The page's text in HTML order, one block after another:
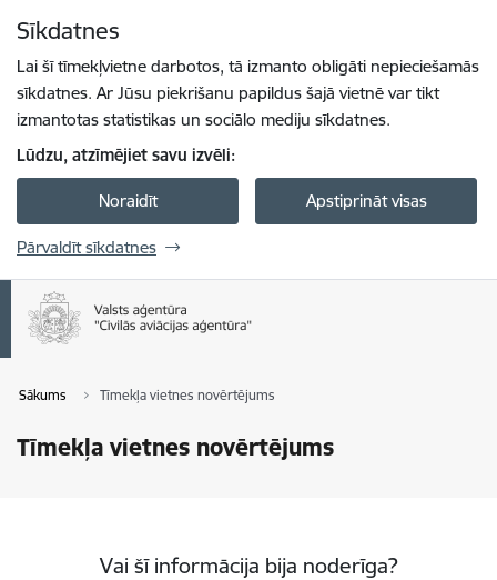
Sīkdatnes
Lai šī tīmekļvietne darbotos, tā izmanto obligāti nepieciešamās
sīkdatnes. Ar Jūsu piekrišanu papildus šajā vietnē var tikt
izmantotas statistikas un sociālo mediju sīkdatnes.
Lūdzu, atzīmējiet savu izvēli:
Noraidīt Apstiprināt visas
Pārvaldīt sīkdatnes
Sākums Tīmekļa vietnes novērtējums
Tīmekļa vietnes novērtējums
Vai šī informācija bija noderīga?